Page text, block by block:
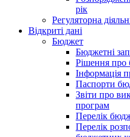
рік
Регуляторна
Відкриті дані
Бюджет
Бюджетні
Рішення про
Інформація
Паспорти
Звіти про
програм
Перелік
Перелік